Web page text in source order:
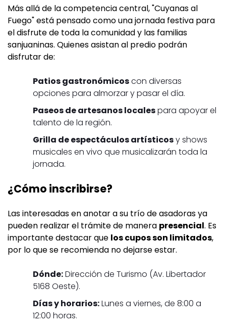
Más allá de la competencia central, "Cuyanas al
Fuego" está pensado como una jornada festiva para
el disfrute de toda la comunidad y las familias
sanjuaninas. Quienes asistan al predio podrán
disfrutar de:
Patios gastronómicoscon diversas
opciones para almorzar y pasar el día.
Paseos de artesanos localespara apoyar el
talento de la región.
Grilla de espectáculos artísticosy shows
musicales en vivo que musicalizarán toda la
jornada.
¿Cómo inscribirse?
Las interesadas en anotar a su trío de asadoras ya
pueden realizar el trámite de manera presencial. Es
importante destacar que los cupos son limitados,
por lo que se recomienda no dejarse estar.
Dónde:Dirección de Turismo (Av. Libertador
5168 Oeste).
Días y horarios:Lunes a viernes, de 8:00 a
12:00 horas.